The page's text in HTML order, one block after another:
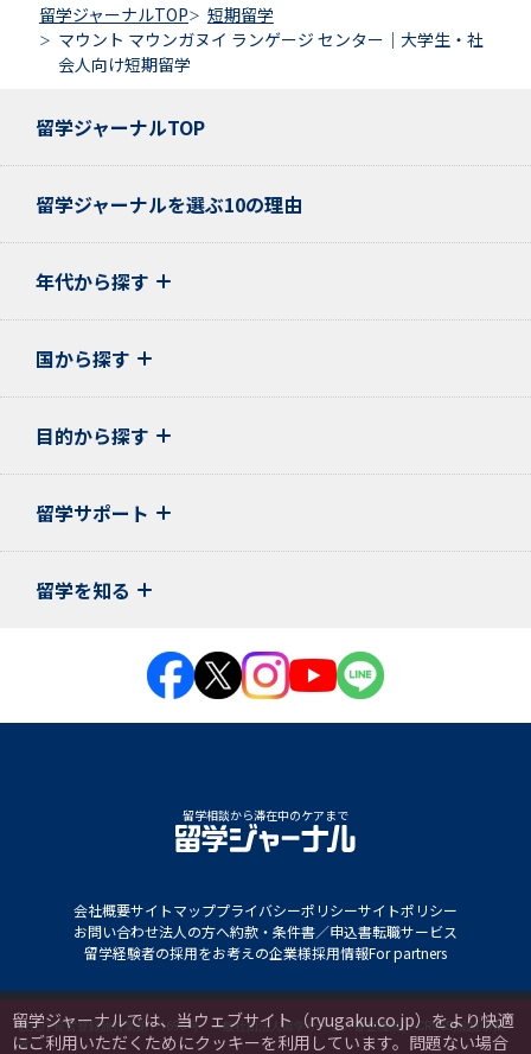
留学ジャーナルでは、当ウェブサイト（ryugaku.co.jp）をより快適
にご利用いただくためにクッキーを利用しています。 問題ない場合
留学ジャーナルTOP
短期留学
マウント マウンガヌイ ランゲージ センター｜大学生・社
会人向け短期留学
留学ジャーナルTOP
留学ジャーナルを選ぶ10の理由
年代から探す
国から探す
目的から探す
留学サポート
留学を知る
留学相談から滞在中のケアまで
会社概要サイトマッププライバシーポリシーサイトポリシー
お問い合わせ法人の方へ約款・条件書／申込書転職サービス
留学経験者の採用をお考えの企業様採用情報For partners
観光庁長官登録旅行業第1-1695号 一般社団法人留学サービス審査機構(J-CROSS)認証事業
者